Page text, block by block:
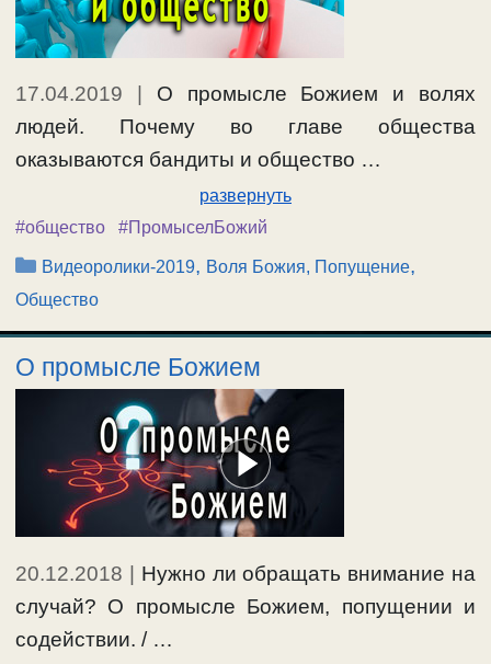
17.04.2019
О промысле Божием и волях
людей. Почему во главе общества
оказываются бандиты и общество …
развернуть
#общество
#ПромыселБожий
Рубрики
Видеоролики-2019, Воля Божия, Попущение,
Общество
О промысле Божием
20.12.2018 | Нужно ли обращать внимание на
случай? О промысле Божием, попущении и
содействии. / …